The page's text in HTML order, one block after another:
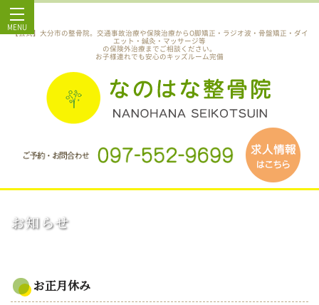
MENU
【公式】大分市の整骨院。交通事故治療や保険治療からO脚矯正・ラジオ波・骨盤矯正・ダイ
エット・鍼灸・マッサージ等
の保険外治療までご相談ください。
お子様連れでも安心のキッズルーム完備
お知らせ
お正月休み